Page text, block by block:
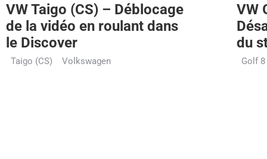
VW Taigo (CS) – Déblocage
de la vidéo en roulant dans
le Discover
Taigo (CS) Volkswagen
VW
du
Golf 8